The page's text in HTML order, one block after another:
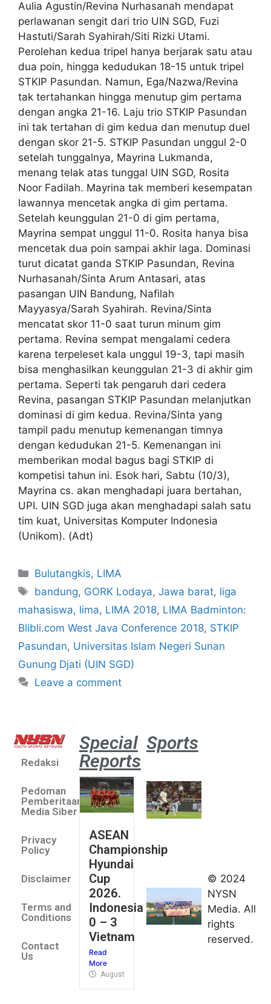
Aulia Agustin/Revina Nurhasanah mendapat
perlawanan sengit dari trio UIN SGD, Fuzi
Hastuti/Sarah Syahirah/Siti Rizki Utami.
Perolehan kedua tripel hanya berjarak satu atau
dua poin, hingga kedudukan 18-15 untuk tripel
STKIP Pasundan. Namun, Ega/Nazwa/Revina
tak tertahankan hingga menutup gim pertama
dengan angka 21-16. Laju trio STKIP Pasundan
ini tak tertahan di gim kedua dan menutup duel
dengan skor 21-5. STKIP Pasundan unggul 2-0
setelah tunggalnya, Mayrina Lukmanda,
menang telak atas tunggal UIN SGD, Rosita
Noor Fadilah. Mayrina tak memberi kesempatan
lawannya mencetak angka di gim pertama.
Setelah keunggulan 21-0 di gim pertama,
Mayrina sempat unggul 11-0. Rosita hanya bisa
mencetak dua poin sampai akhir laga. Dominasi
turut dicatat ganda STKIP Pasundan, Revina
Nurhasanah/Sinta Arum Antasari, atas
pasangan UIN Bandung, Nafilah
Mayyasya/Sarah Syahirah. Revina/Sinta
mencatat skor 11-0 saat turun minum gim
pertama. Revina sempat mengalami cedera
karena terpeleset kala unggul 19-3, tapi masih
bisa menghasilkan keunggulan 21-3 di akhir gim
pertama. Seperti tak pengaruh dari cedera
Revina, pasangan STKIP Pasundan melanjutkan
dominasi di gim kedua. Revina/Sinta yang
tampil padu menutup kemenangan timnya
dengan kedudukan 21-5. Kemenangan ini
memberikan modal bagus bagi STKIP di
kompetisi tahun ini. Esok hari, Sabtu (10/3),
Mayrina cs. akan menghadapi juara bertahan,
UPI. UIN SGD juga akan menghadapi salah satu
tim kuat, Universitas Komputer Indonesia
(Unikom). (Adt)
Bulutangkis, LIMA
bandung, GORK Lodaya,Jawa barat, liga
mahasiswa, lima, LIMA 2018, LIMA Badminton:
Blibli.com West Java Conference 2018, STKIP
Pasundan, Universitas Islam Negeri Sunan
Gunung Djati (UIN SGD)
Leave a comment
Redaksi
Pedoman
Pemberitaan
Media Siber
Privacy
Policy
Disclaimer
Terms and
Conditions
Contact
Us
Special
Reports
ASEAN
Championship
Hyundai
Cup
2026.
Indonesia
0 – 3
Vietnam
Read
More
August 4, 2026
Sports
umum
Kejurnas
Panahan
Junior di
Kudus
© 2024
NYSN
Media. All
rights
reserved.